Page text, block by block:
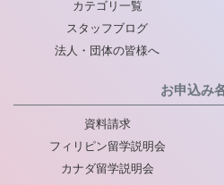
カテゴリ一覧
スタッフブログ
法人・団体の皆様へ
お申込み
資料請求
フィリピン留学説明会
カナダ留学説明会